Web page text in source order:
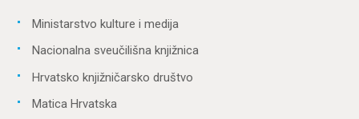
Ministarstvo kulture i medija
Nacionalna sveučilišna knjižnica
Hrvatsko knjižničarsko društvo
Matica Hrvatska